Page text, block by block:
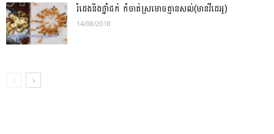
រំដេងនិងថ្នាំជក់ កំចាត់ស្រមោចគ្មានសល់(មានវីដេអូ)
14/08/2018